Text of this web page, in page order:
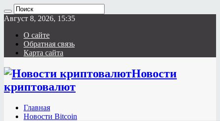
Август 8, 2026, 15:35
О сайте
Обратная связь
Карта сайта
Новости
криптовалют
Главная
Новости Bitcoin